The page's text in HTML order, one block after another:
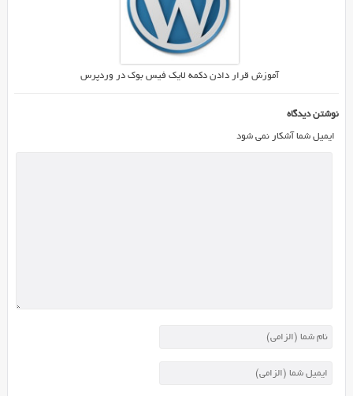
آموزش قرار دادن دکمه لایک فیس بوک در وردپرس
نوشتن دیدگاه
ایمیل شما آشکار نمی شود